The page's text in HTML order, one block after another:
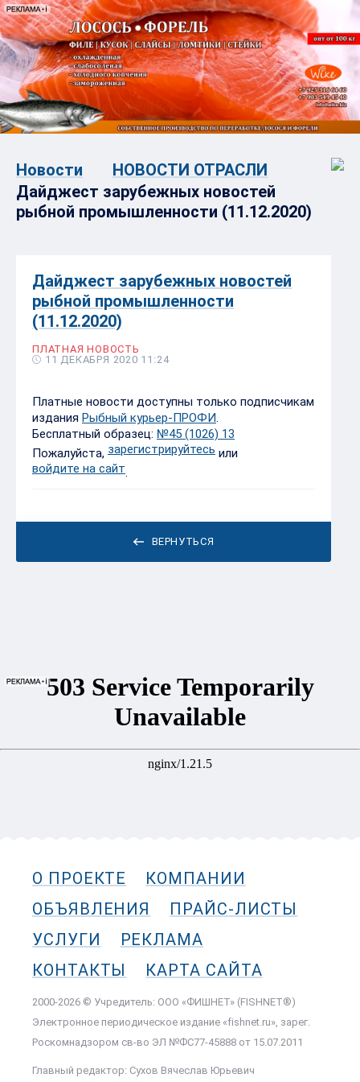
Новости
НОВОСТИ ОТРАСЛИ
Дайджест зарубежных новостей
рыбной промышленности (11.12.2020)
Дайджест зарубежных новостей
рыбной промышленности
(11.12.2020)
ПЛАТНАЯ НОВОСТЬ
11 ДЕКАБРЯ 2020 11:24
Платные новости доступны только подписчикам
издания Рыбный курьер-ПРОФИ.
Бесплатный образец: №45 (1026) 13
Пожалуйста, зарегистрируйтесь или
войдите на сайт.
ВЕРНУТЬСЯ
О ПРОЕКТЕ
КОМПАНИИ
ОБЪЯВЛЕНИЯ
ПРАЙС-ЛИСТЫ
УСЛУГИ
РЕКЛАМА
КОНТАКТЫ
КАРТА САЙТА
2000-2026 © Учредитель: ООО «ФИШНЕТ» (FISHNET®)
Электронное периодическое издание «fishnet.ru», зарег.
Роскомнадзором cв-во ЭЛ №ФС77-45888 от 15.07.2011
Главный редактор: Сухов Вячеслав Юрьевич